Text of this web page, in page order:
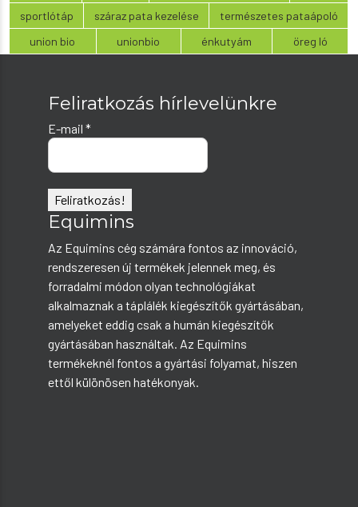
sportlótáp
száraz pata kezelése
természetes pataápoló
union bio
unionbio énkutyám öreg ló
Feliratkozás hírlevelünkre
E-mail *
Equimins
Az Equimins cég számára fontos az innováció,
rendszeresen új termékek jelennek meg, és
forradalmi módon olyan technológiákat
alkalmaznak a táplálék kiegészítők gyártásában,
amelyeket eddig csak a humán kiegészítők
gyártásában használtak. Az Equimins
termékeknél fontos a gyártási folyamat, hiszen
ettől különösen hatékonyak.